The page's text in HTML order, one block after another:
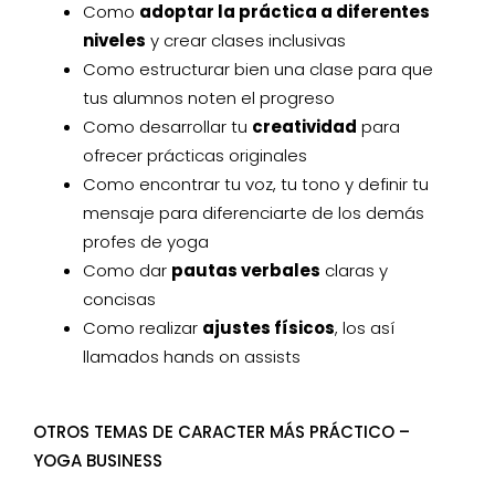
Como adoptar la práctica a diferentes
niveles y crear clases inclusivas
Como estructurar bien una clase para que
tus alumnos noten el progreso
Como desarrollar tu creatividad para
ofrecer prácticas originales
Como encontrar tu voz, tu tono y definir tu
mensaje para diferenciarte de los demás
profes de yoga
Como dar pautas verbales claras y
concisas
Como realizar ajustes físicos, los así
llamados hands on assists
OTROS TEMAS DE CARACTER MÁS PRÁCTICO –
YOGA BUSINESS